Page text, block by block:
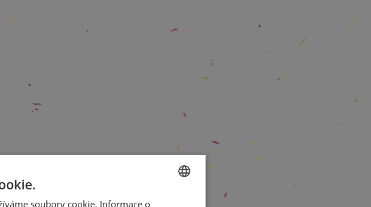
soubory cookie. Informace o